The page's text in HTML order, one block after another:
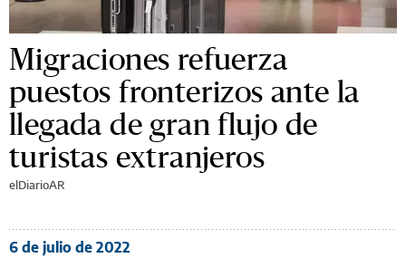
Migraciones refuerza
puestos fronterizos ante la
llegada de gran flujo de
turistas extranjeros
elDiarioAR
6 de julio de 2022